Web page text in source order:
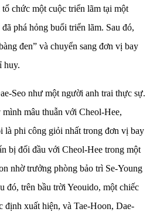
chức một cuộc triển lãm tại một
phá hỏng buổi triển lãm. Sau đó,
đen” và chuyển sang đơn vị bay
huy.
Seo như một người anh trai thực sự.
mâu thuẫn với Cheol-Hee,
là phi công giỏi nhất trong đơn vị bay
bị đối đầu với Cheol-Hee trong một
nhờ trưởng phòng bảo trì Se-Young
đó, trên bầu trời Yeouido, một chiếc
định xuất hiện, và Tae-Hoon, Dae-